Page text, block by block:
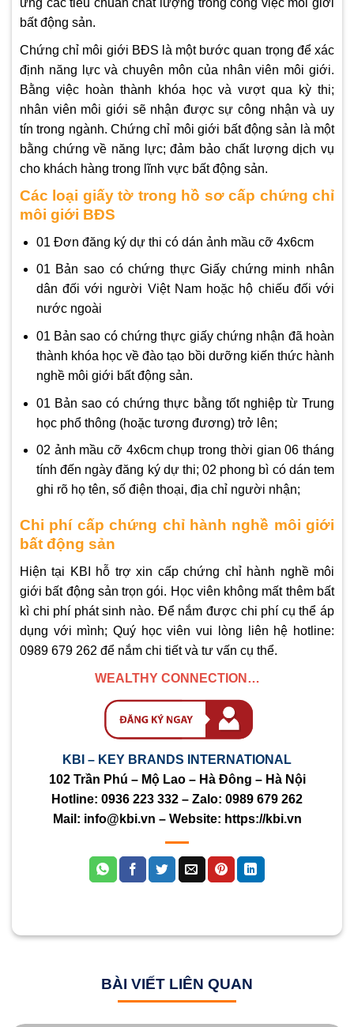
ứng các tiêu chuẩn chất lượng trong công việc môi giới
bất động sản.
Chứng chỉ môi giới BĐS là một bước quan trọng để xác
định năng lực và chuyên môn của nhân viên môi giới.
Bằng việc hoàn thành khóa học và vượt qua kỳ thi;
nhân viên môi giới sẽ nhận được sự công nhận và uy
tín trong ngành. Chứng chỉ môi giới bất động sản là một
bằng chứng về năng lực; đảm bảo chất lượng dịch vụ
cho khách hàng trong lĩnh vực bất động sản.
Các loại giấy tờ trong hồ sơ cấp chứng chỉ
môi giới BĐS
01 Đơn đăng ký dự thi có dán ảnh mầu cỡ 4x6cm
01 Bản sao có chứng thực Giấy chứng minh nhân
dân đối với người Việt Nam hoặc hộ chiếu đối với
nước ngoài
01 Bản sao có chứng thực giấy chứng nhận đã hoàn
thành khóa học về đào tạo bồi dưỡng kiến thức hành
nghề môi giới bất động sản.
01 Bản sao có chứng thực bằng tốt nghiệp từ Trung
học phổ thông (hoặc tương đương) trở lên;
02 ảnh mầu cỡ 4x6cm chụp trong thời gian 06 tháng
tính đến ngày đăng ký dự thi; 02 phong bì có dán tem
ghi rõ họ tên, số điện thoại, địa chỉ người nhận;
Chi phí cấp chứng chỉ hành nghề môi giới
bất động sản
Hiện tại KBI hỗ trợ xin cấp chứng chỉ hành nghề môi
giới bất động sản trọn gói. Học viên không mất thêm bất
kì chi phí phát sinh nào. Để nắm được chi phí cụ thể áp
dụng với mình; Quý học viên vui lòng liên hệ hotline:
0989 679 262 để nắm chi tiết và tư vấn cụ thể.
WEALTHY CONNECTION…
KBI – KEY BRANDS INTERNATIONAL
102 Trần Phú – Mộ Lao – Hà Đông – Hà Nội
Hotline: 0936 223 332 – Zalo: 0989 679 262
Mail: info@kbi.vn – Website: https://kbi.vn
BÀI VIẾT LIÊN QUAN